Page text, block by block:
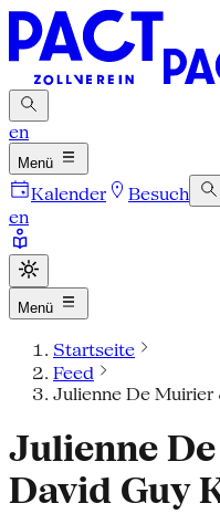
en
Menü
Kalender Besuch
en
Menü
Startseite
Feed
Julienne De
Julienne
David Guy